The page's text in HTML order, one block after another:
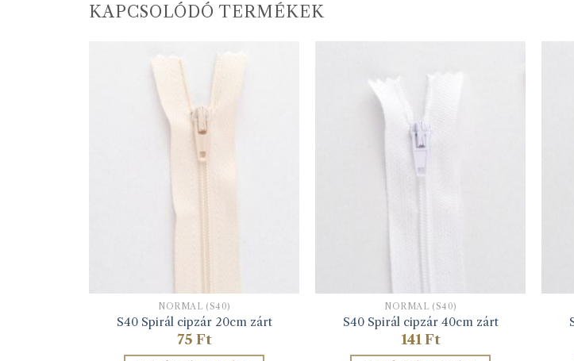
KAPCSOLÓDÓ TERMÉKEK
NORMÁL (S40)
S40 Spirál cipzár 20cm zárt
75 Ft
NORMÁL (S40)
S40 Spirál cipzár 40cm zárt
141 Ft